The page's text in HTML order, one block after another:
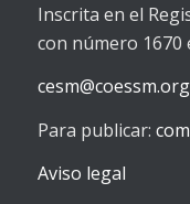
Inscrita en el
con número 1670
cesm@coessm.org
Para publicar:
Aviso legal